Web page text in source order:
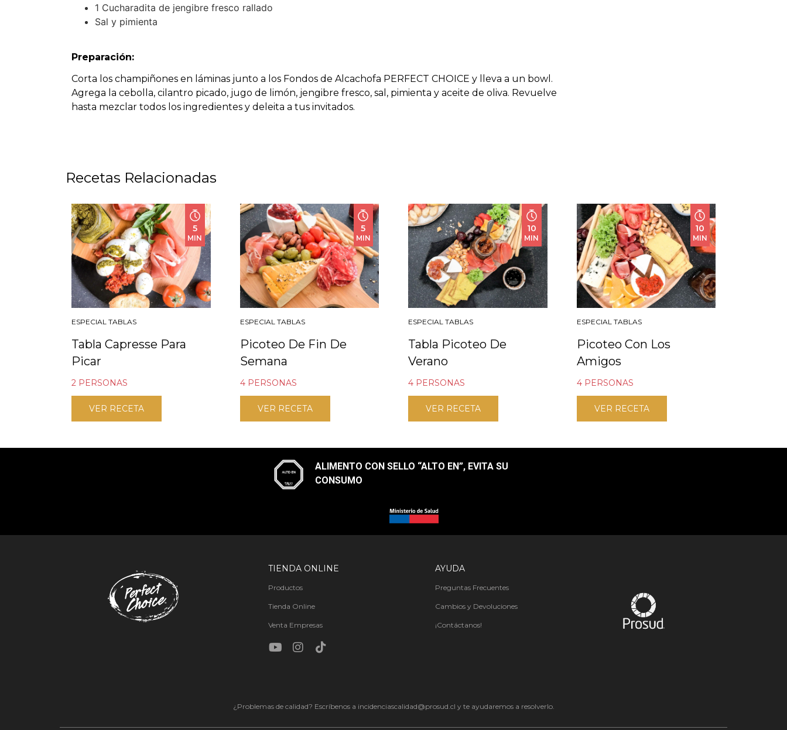
1 Cucharadita de jengibre fresco rallado
Sal y pimienta
Preparación:
Corta los champiñones en láminas junto a los Fondos de Alcachofa PERFECT CHOICE y lleva a un bowl.
Agrega la cebolla, cilantro picado, jugo de limón, jengibre fresco, sal, pimienta y aceite de oliva. Revuelve
hasta mezclar todos los ingredientes y deleita a tus invitados.
Recetas Relacionadas
5
MIN
ESPECIAL TABLAS
Tabla Capresse Para
Picar
2 PERSONAS
VER RECETA
5
MIN
ESPECIAL TABLAS
Picoteo De Fin De
Semana
4 PERSONAS
VER RECETA
10
MIN
ESPECIAL TABLAS
Tabla Picoteo De
Verano
4 PERSONAS
VER RECETA
10
MIN
ESPECIAL TABLAS
Picoteo Con Los
Amigos
4 PERSONAS
VER RECETA
ALIMENTO CON SELLO “ALTO EN”, EVITA SU
CONSUMO​
TIENDA ONLINE
Productos
Tienda Online
Venta Empresas
AYUDA
Preguntas Frecuentes
Cambios y Devoluciones
¡Contáctanos!
¿Problemas de calidad? Escríbenos a incidenciascalidad@prosud.cl y te ayudaremos a resolverlo.